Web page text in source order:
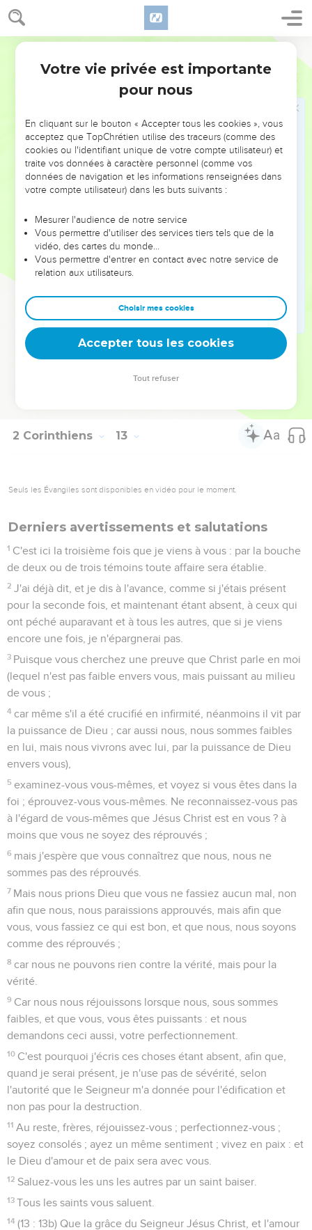
2 Corinthiens 12
entièrement dépensé pour vos âmes, si même, vous aimant
beaucoup plus, je devais être moins aimé.
rusé, je vous ai pris par finesse.
Me suis-je enrichi à vos dépens par aucun de ceux que je
J'ai prié Tite et j'ai envoyé le frère avec lui. Tite s'est-il
enrichi à vos dépens ? N'avons-nous pas marché dans le
même esprit ? N'avons-nous pas marché sur les mêmes
traces ?
Vous avez longtemps pensé que nous nous justifions
auprès de vous. Nous parlons devant Dieu en Christ, et
toutes choses, bien-aimés, pour votre édification.
Car je crains que, quand j'arriverai, je ne vous trouve pas
tels que je voudrais, et que moi je ne sois trouvé par vous tel
jalousies, des colères, des intrigues, des médisances, des
insinuations, des enflures d'orgueil,
des désordres, et qu'étant de nouveau revenu au milieu
de vous, mon Dieu ne m'humilie quant à vous, et que je ne
sois affligé à l'occasion de plusieurs de ceux qui ont péché
2 Corinthiens 13
Seuls les Évangiles sont disponibles en vidéo pour le moment.
Derniers avertissements et salutations
1 C'est ici la troisième fois que je viens à vous : par la bouche
de deux ou de trois témoins toute affaire sera établie.
2 J'ai déjà dit, et je dis à l'avance, comme si j'étais présent
pour la seconde fois, et maintenant étant absent, à ceux qui
ont péché auparavant et à tous les autres, que si je viens
encore une fois, je n'épargnerai pas.
3 Puisque vous cherchez une preuve que Christ parle en moi
(lequel n'est pas faible envers vous, mais puissant au milieu
de vous ;
4 car même s'il a été crucifié en infirmité, néanmoins il vit par
la puissance de Dieu ; car aussi nous, nous sommes faibles
en lui, mais nous vivrons avec lui, par la puissance de Dieu
envers vous),
5 examinez-vous vous-mêmes, et voyez si vous êtes dans la
foi ; éprouvez-vous vous-mêmes. Ne reconnaissez-vous pas
à l'égard de vous-mêmes que Jésus Christ est en vous ? à
moins que vous ne soyez des réprouvés ;
6 mais j'espère que vous connaîtrez que nous, nous ne
sommes pas des réprouvés.
7 Mais nous prions Dieu que vous ne fassiez aucun mal, non
afin que nous, nous paraissions approuvés, mais afin que
vous, vous fassiez ce qui est bon, et que nous, nous soyons
comme des réprouvés ;
8 car nous ne pouvons rien contre la vérité, mais pour la
vérité.
9 Car nous nous réjouissons lorsque nous, sous sommes
faibles, et que vous, vous êtes puissants : et nous
demandons ceci aussi, votre perfectionnement.
10 C'est pourquoi j'écris ces choses étant absent, afin que,
quand je serai présent, je n'use pas de sévérité, selon
l'autorité que le Seigneur m'a donnée pour l'édification et
non pas pour la destruction.
11 Au reste, frères, réjouissez-vous ; perfectionnez-vous ;
soyez consolés ; ayez un même sentiment ; vivez en paix : et
le Dieu d'amour et de paix sera avec vous.
12 Saluez-vous les uns les autres par un saint baiser.
13 Tous les saints vous saluent.
14 (13 : 13b) Que la grâce du Seigneur Jésus Christ, et l'amour
Votre vie privée est importante
pour nous
En cliquant sur le bouton « Accepter tous les cookies », vous
acceptez que TopChrétien utilise des traceurs (comme des
cookies ou l'identifiant unique de votre compte utilisateur) et
traite vos données à caractère personnel (comme vos
données de navigation et les informations renseignées dans
votre compte utilisateur) dans les buts suivants :
Mesurer l'audience de notre service
Vous permettre d'utiliser des services tiers tels que de la
vidéo, des cartes du monde…
Vous permettre d'entrer en contact avec notre service de
relation aux utilisateurs.
Choisir mes cookies
Accepter tous les cookies
Tout refuser